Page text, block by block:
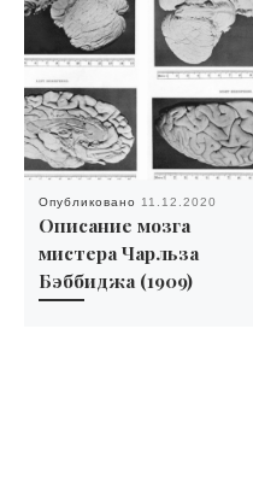
Опубликовано 11.12.2020
Описание мозга
мистера Чарльза
Бэббиджа (1909)